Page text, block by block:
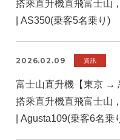
搭乘直升機直飛富士山
| AS350(乗客5名乗り)
2026.02.09 資訊
富士山直升機【東京 →
搭乘直升機直飛富士山
| Agusta109(乗客6名乗